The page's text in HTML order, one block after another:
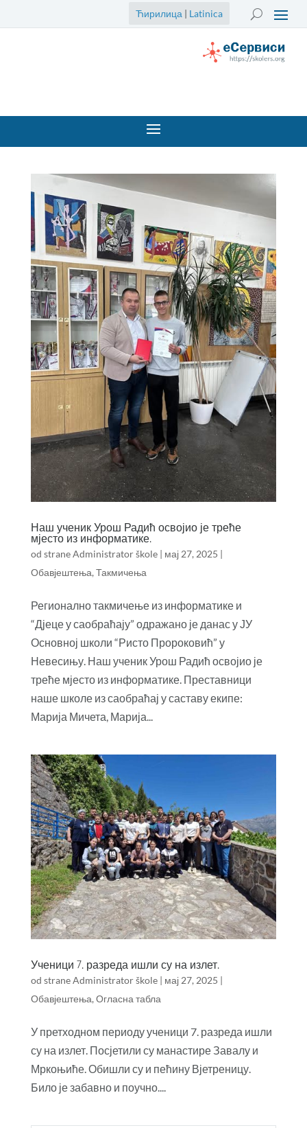
Ћирилица | Latinica
Наш ученик Урош Радић освојио је треће
мјесто из информатике.
od straneAdministrator škole| мај 27, 2025 |
Обавјештења, Такмичења
Регионално такмичење из информатике и
“Дјеце у саобраћају” одражано је данас у ЈУ
Основној школи “Ристо Пророковић” у
Невесињу. Наш ученик Урош Радић освојио је
треће мјесто из информатике. Преставници
наше школе из саобраћај у саставу екипе:
Марија Мичета, Марија...
Ученици 7. разреда ишли су на излет.
od straneAdministrator škole| мај 27, 2025 |
Обавјештења, Огласна табла
У претходном периоду ученици 7. разреда ишли
су на излет. Посјетили су манастире Завалу и
Мркоњиће. Обишли су и пећину Вјетреницу.
Било је забавно и поучно....